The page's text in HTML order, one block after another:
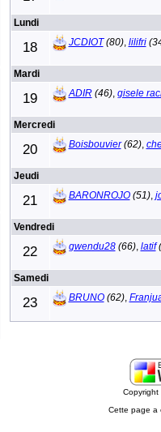
Lundi
18 JCDIOT(80), lilifri
Mardi
19 ADIR(46), gisele
Mercredi
20 Boisbouvier(62),
Jeudi
21 BARONROJO(51),
Vendredi
22 gwendu28(66), latif
Samedi
23 BRUNO(62),
Cette page a